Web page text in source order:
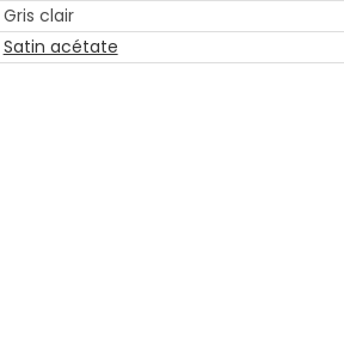
Gris clair
Satin acétate